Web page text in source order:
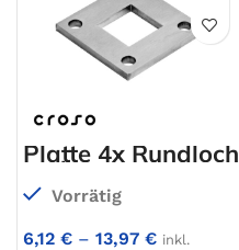
Platte 4x Rundloch
und
Mittelbohrung,
V2A einseitig
Vorrätig
6,12 € – 13,97 € inkl.